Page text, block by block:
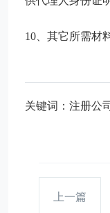
10、其它所需材
关键词：注册公
上一篇